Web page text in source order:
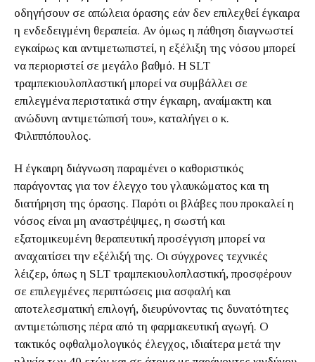
οδηγήσουν σε απώλεια όρασης εάν δεν επιλεχθεί έγκαιρα
η ενδεδειγμένη θεραπεία. Αν όμως η πάθηση διαγνωστεί
εγκαίρως και αντιμετωπιστεί, η εξέλιξη της νόσου μπορεί
να περιοριστεί σε μεγάλο βαθμό. Η SLT
τραμπεκιουλοπλαστική μπορεί να συμβάλλει σε
επιλεγμένα περιστατικά στην έγκαιρη, αναίμακτη και
ανώδυνη αντιμετώπισή του», καταλήγει ο κ.
Φιλιππόπουλος.
Η έγκαιρη διάγνωση παραμένει ο καθοριστικός
παράγοντας για τον έλεγχο του γλαυκώματος και τη
διατήρηση της όρασης. Παρότι οι βλάβες που προκαλεί η
νόσος είναι μη αναστρέψιμες, η σωστή και
εξατομικευμένη θεραπευτική προσέγγιση μπορεί να
αναχαιτίσει την εξέλιξή της. Οι σύγχρονες τεχνικές
λέιζερ, όπως η SLT τραμπεκιουλοπλαστική, προσφέρουν
σε επιλεγμένες περιπτώσεις μια ασφαλή και
αποτελεσματική επιλογή, διευρύνοντας τις δυνατότητες
αντιμετώπισης πέρα από τη φαρμακευτική αγωγή. Ο
τακτικός οφθαλμολογικός έλεγχος, ιδιαίτερα μετά την